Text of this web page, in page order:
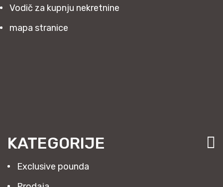
Vodič za kupnju nekretnine
mapa stranice
KATEGORIJE
Exclusive pounda